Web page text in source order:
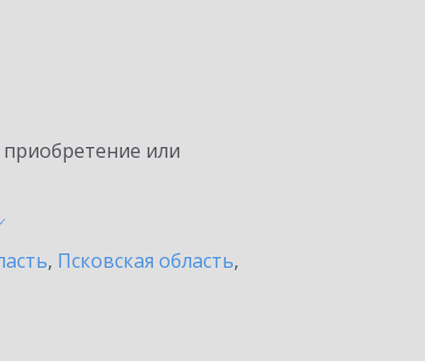
или
, Псковская область,